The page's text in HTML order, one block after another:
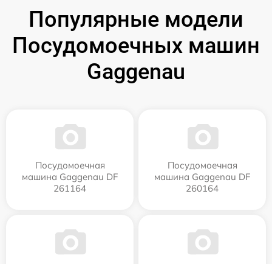
Популярные модели
Посудомоечных машин
Gaggenau
Посудомоечная
машина Gaggenau DF
261164
Посудомоечная
машина Gaggenau DF
260164